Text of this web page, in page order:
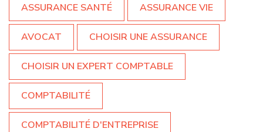
ASSURANCE SANTÉ ASSURANCE VIE
AVOCAT CHOISIR UNE ASSURANCE
CHOISIR UN EXPERT COMPTABLE
COMPTABILITÉ
COMPTABILITÉ D'ENTREPRISE